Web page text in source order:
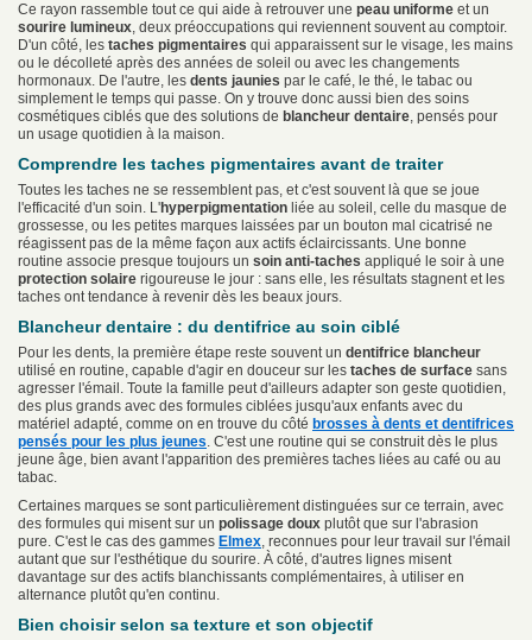
Ce rayon rassemble tout ce qui aide à retrouver une peau uniforme et un
sourire lumineux, deux préoccupations qui reviennent souvent au comptoir.
D'un côté, les taches pigmentaires qui apparaissent sur le visage, les mains
ou le décolleté après des années de soleil ou avec les changements
hormonaux. De l'autre, les dents jaunies par le café, le thé, le tabac ou
simplement le temps qui passe. On y trouve donc aussi bien des soins
cosmétiques ciblés que des solutions de blancheur dentaire, pensés pour
un usage quotidien à la maison.
Comprendre les taches pigmentaires avant de traiter
Toutes les taches ne se ressemblent pas, et c'est souvent là que se joue
l'efficacité d'un soin. L'hyperpigmentation liée au soleil, celle du masque de
grossesse, ou les petites marques laissées par un bouton mal cicatrisé ne
réagissent pas de la même façon aux actifs éclaircissants. Une bonne
routine associe presque toujours un soin anti-taches appliqué le soir à une
protection solaire rigoureuse le jour : sans elle, les résultats stagnent et les
taches ont tendance à revenir dès les beaux jours.
Blancheur dentaire : du dentifrice au soin ciblé
Pour les dents, la première étape reste souvent un dentifrice blancheur
utilisé en routine, capable d'agir en douceur sur les taches de surface sans
agresser l'émail. Toute la famille peut d'ailleurs adapter son geste quotidien,
des plus grands avec des formules ciblées jusqu'aux enfants avec du
matériel adapté, comme on en trouve du côté brosses à dents et dentifrices
pensés pour les plus jeunes . C'est une routine qui se construit dès le plus
jeune âge, bien avant l'apparition des premières taches liées au café ou au
tabac.
Certaines marques se sont particulièrement distinguées sur ce terrain, avec
des formules qui misent sur un polissage doux plutôt que sur l'abrasion
pure. C'est le cas des gammes Elmex, reconnues pour leur travail sur l'émail
autant que sur l'esthétique du sourire. À côté, d'autres lignes misent
davantage sur des actifs blanchissants complémentaires, à utiliser en
alternance plutôt qu'en continu.
Bien choisir selon sa texture et son objectif